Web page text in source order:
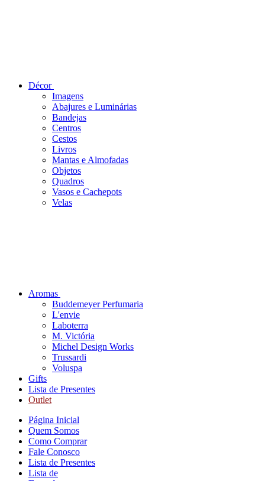
Décor
Imagens
Abajures e Luminárias
Bandejas
Centros
Cestos
Livros
Mantas e Almofadas
Objetos
Quadros
Vasos e Cachepots
Velas
Aromas
Buddemeyer Perfumaria
L'envie
Laboterra
M. Victória
Michel Design Works
Trussardi
Voluspa
Gifts
Lista de Presentes
Outlet
Página Inicial
Quem Somos
Como Comprar
Fale Conosco
Lista de Presentes
Lista de